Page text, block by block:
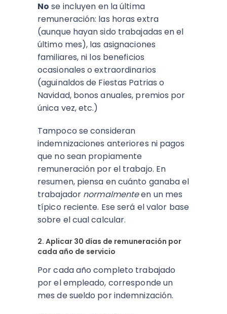
No se incluyen en la última
remuneración: las horas extra
(aunque hayan sido trabajadas en el
último mes), las asignaciones
familiares, ni los beneficios
ocasionales o extraordinarios
(aguinaldos de Fiestas Patrias o
Navidad, bonos anuales, premios por
única vez, etc.)
Tampoco se consideran
indemnizaciones anteriores ni pagos
que no sean propiamente
remuneración por el trabajo. En
resumen, piensa en cuánto ganaba el
trabajador normalmenteen un mes
típico reciente. Ese será el valor base
sobre el cual calcular.
2. Aplicar 30 días de remuneración por
cada año de servicio
Por cada año completo trabajado
por el empleado, corresponde un
mes de sueldo por indemnización.